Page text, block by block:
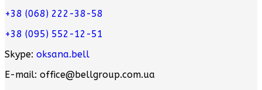
+38 (068) 222-38-58
+38 (095) 552-12-51
Skype: oksana.bell
E-mail: office@bellgroup.com.ua